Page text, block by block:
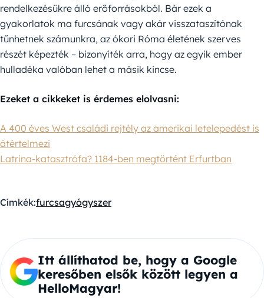
rendelkezésükre álló erőforrásokból. Bár ezek a
gyakorlatok ma furcsának vagy akár visszataszítónak
tűnhetnek számunkra, az ókori Róma életének szerves
részét képezték – bizonyíték arra, hogy az egyik ember
hulladéka valóban lehet a másik kincse.
Ezeket a cikkeket is érdemes elolvasni:
A 400 éves West családi rejtély az amerikai letelepedést is
átértelmezi
Latrina-katasztrófa? 1184-ben megtörtént Erfurtban
Címkék:furcsagyógyszer
Itt állíthatod be, hogy a Google
keresőben elsők között legyen a
HelloMagyar!